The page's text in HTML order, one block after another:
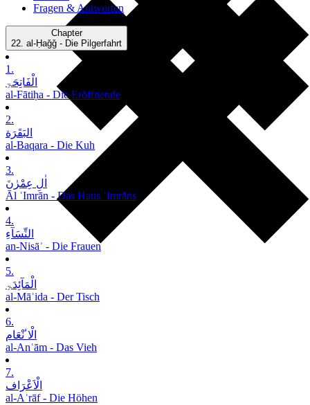
Fragen & Antworten
Chapter
22. al-Ḥaǧǧ - Die Pilgerfahrt
1.
الْفَاتِحَۃِ
al-Fātiḥa - Die Eröffnende
2.
البَقَرَة
al-Baqara - Die Kuh
3.
اٰلِ عِمْرٰنَ
Āl ʿImrān - Das Haus ʿImrāns
4.
النِّسَآءِ
an-Nisāʾ - Die Frauen
5.
الْمَآئِدَۃِ
al-Māʾida - Der Tisch
6.
الْاٴنْعَام
al-Anʿām - Das Vieh
7.
الْاَعْرَاف
al-Aʿrāf - Die Höhen